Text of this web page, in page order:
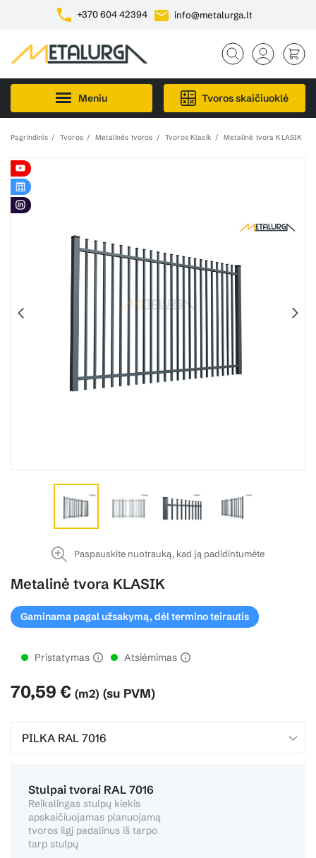
+370 604 42394 info@metalurga.lt
Meniu Tvoros skaičiuoklė
Pagrindinis Tvoros Metalinės tvoros Tvoros Klasik Metalinė tvora KLASIK
Paspauskite nuotrauką, kad ją padidintumėte
Metalinė tvora KLASIK
Gaminama pagal užsakymą, dėl termino teirautis
Pristatymas Atsiėmimas
70,59 € (m2) (su PVM)
Stulpai tvorai RAL 7016
Reikalingas stulpų kiekis
apskaičiuojamas planuojamą
tvoros ilgį padalinus iš tarpo
tarp stulpų